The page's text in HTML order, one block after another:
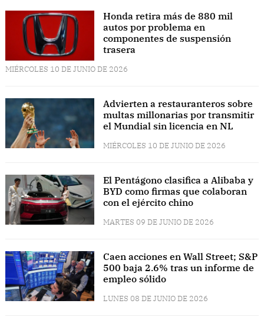
Honda retira más de 880 mil
autos por problema en
componentes de suspensión
trasera
MIÉRCOLES 10 DE JUNIO DE 2026
Advierten a restauranteros sobre
multas millonarias por transmitir
el Mundial sin licencia en NL
MIÉRCOLES 10 DE JUNIO DE 2026
El Pentágono clasifica a Alibaba y
BYD como firmas que colaboran
con el ejército chino
MARTES 09 DE JUNIO DE 2026
Caen acciones en Wall Street; S&P
500 baja 2.6% tras un informe de
empleo sólido
LUNES 08 DE JUNIO DE 2026